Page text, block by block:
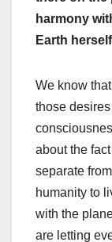
harmony
Earth
We know
those
about the
separate
humanity to
with the
are letting